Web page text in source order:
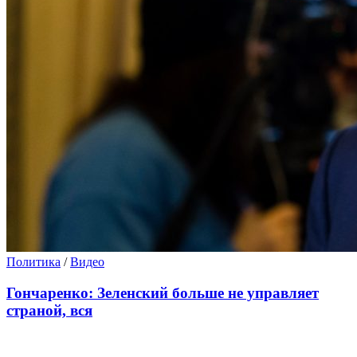
Политика /Видео
Гончаренко: Зеленский больше не управляет
страной, вся